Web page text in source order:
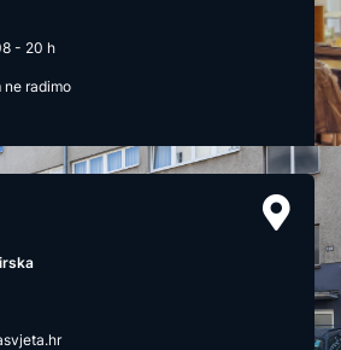
- 20 h
ne radimo